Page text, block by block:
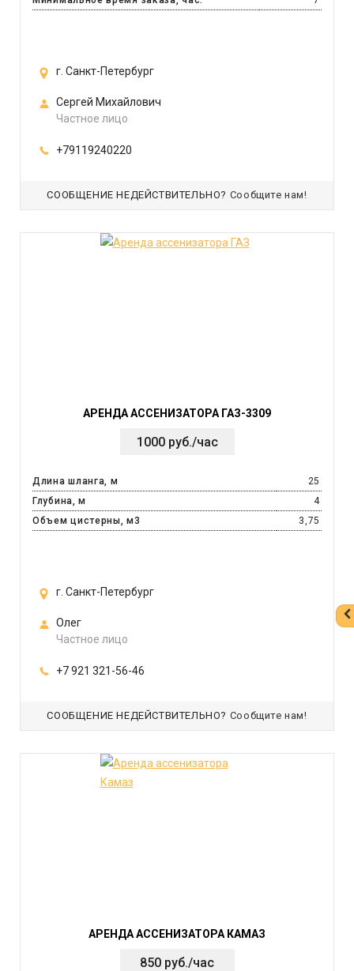
г. Санкт-Петербург
Сергей Михайлович
Частное лицо
+79119240220
СООБЩЕНИЕ НЕДЕЙСТВИТЕЛЬНО? Сообщите нам!
АРЕНДА АССЕНИЗАТОРА ГАЗ-3309
1000 руб./час
Длина шланга, м
25
Глубина, м
4
Объем цистерны, м3
3,75
г. Санкт-Петербург
Олег
Частное лицо
+7 921 321-56-46
СООБЩЕНИЕ НЕДЕЙСТВИТЕЛЬНО? Сообщите нам!
АРЕНДА АССЕНИЗАТОРА КАМАЗ
850 руб./час